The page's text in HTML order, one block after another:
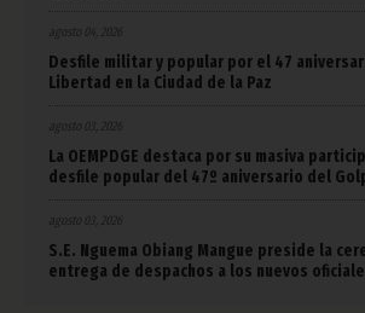
agosto 04, 2026
Desfile militar y popular por el 47
Libertad en la Ciudad de la Paz
agosto 03, 2026
La OEMPDGE destaca por su masiva
desfile popular del 47º aniversario del
agosto 03, 2026
S.E. Nguema Obiang Mangue preside la
entrega de despachos a los nuevos